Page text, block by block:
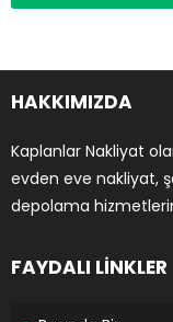
HAKKIMIZDA
Kaplanlar Nakliyat
evden eve nakliyat,
depolama
FAYDALI LİNKLER